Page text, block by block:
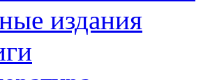
издания